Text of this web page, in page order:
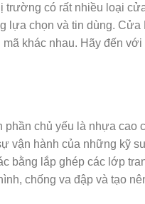
trường có rất nhiều loại
lựa chọn và tin dùng.
khác nhau. Hãy đến với
chủ yếu là nhựa cao
vận hành của những kỹ
bằng lắp ghép các lớp
chống va đập và tạo